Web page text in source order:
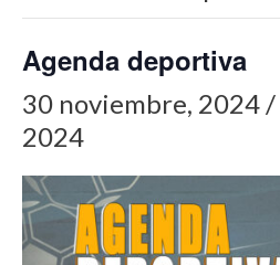
Agenda deportiva
30 noviembre, 2024 /
2024